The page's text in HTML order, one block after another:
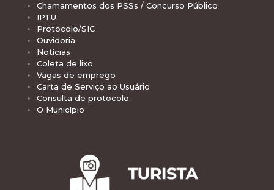
Chamamentos dos PSSs / Concurso Público
IPTU
Protocolo/SIC
Ouvidoria
Notícias
Coleta de lixo
Vagas de emprego
Carta de Serviço ao Usuário
Consulta de protocolo
O Município